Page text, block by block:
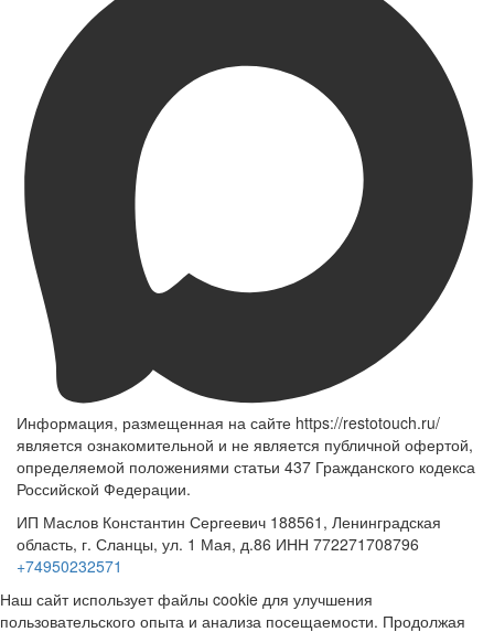
Информация, размещенная на сайте https://restotouch.ru/
является ознакомительной и не является публичной офертой,
определяемой положениями статьи 437 Гражданского кодекса
Российской Федерации.
ИП Маслов Константин Сергеевич 188561, Ленинградская
область, г. Сланцы, ул. 1 Мая, д.86 ИНН 772271708796
+74950232571
Наш сайт использует файлы cookie для улучшения
пользовательского опыта и анализа посещаемости. Продолжая